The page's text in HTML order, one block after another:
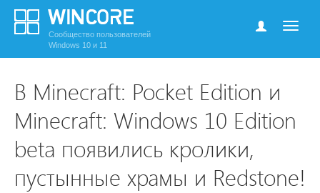
Сообщество пользователей
Windows 10 и 11
В Minecraft: Pocket Edition и
Minecraft: Windows 10 Edition
beta появились кролики,
пустынные храмы и Redstone!